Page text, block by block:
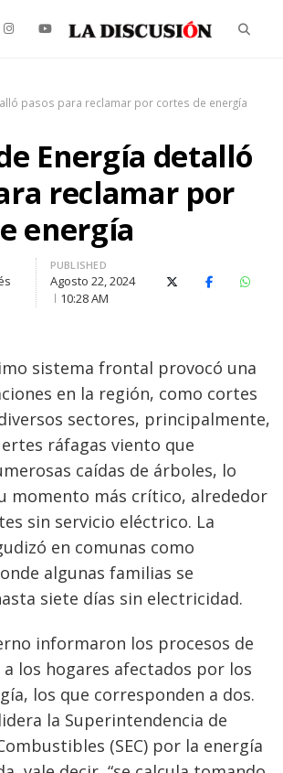
pasos para reclamar por cortes de energía
Energía detalló
reclamar por
energía
PUBLISHED
Agosto 22, 2024
10:28 AM
X (Twitter)Facebook
sistema frontal provocó una
en la región, como cortes
sectores, principalmente,
ráfagas viento que
caídas de árboles, lo
momento más crítico, alrededor
sin servicio eléctrico. La
en comunas como
algunas familias se
siete días sin electricidad.
informaron los procesos de
los hogares afectados por los
los que corresponden a dos.
la Superintendencia de
(SEC) por la energía